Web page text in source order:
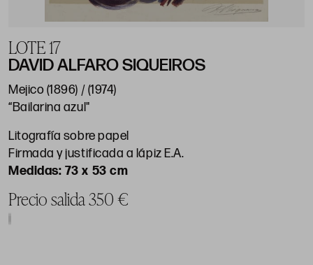
LOTE 17
DAVID ALFARO SIQUEIROS
Mejico (1896) / (1974)
“Bailarina azul"
Litografía sobre papel
Firmada y justificada a lápiz E.A.
73 x 53 cm
Precio salida 350 €